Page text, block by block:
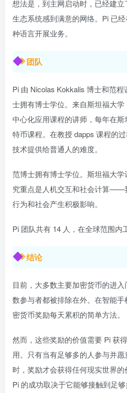
想法是，到主网启动时，已经建
生态系统感到满意的网络。Pi 已
种语言开展业务。
团队
Pi 由 Nicolas Kokkalis 博士和范
士拥有博士学位。来自斯坦福大
中心化应用课程的讲师，每年在
特币课程。在教授 dapps 课程的
技术提供给普通人的难度。
范博士拥有博士学位。斯坦福大
究重点是人机交互和社会计算——
行为和社会产生积极影响。
Pi 团队共有 14 人，在全球范围内
结论
目前，大多数主要加密货币的进
数参与者都被排除在外。在智能
密货币奖励每天累积的简单方法。
然而，这些奖励的价值需要 Pi 获
用。只有当有足够多的人参与并
时，奖励才会获得任何现实世界的
Pi 的成功取决于它能够接触到足